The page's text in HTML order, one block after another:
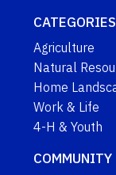
CATEGORIES
Agriculture
Natural
Home
Work & Life
4-H & Youth
COMMUNITY